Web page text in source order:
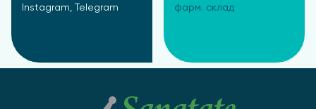
Instagram, Telegram
фарм. склад